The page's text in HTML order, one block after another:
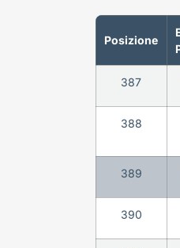
Posizione
387
388
389
390